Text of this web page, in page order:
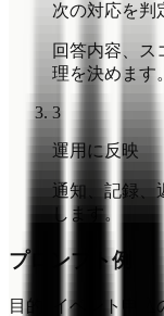
次の対応を判
回答内容、ス
理を決めます。
3
運用に反映
通知、記録、
します。
プロンプト例
目的: イベント申